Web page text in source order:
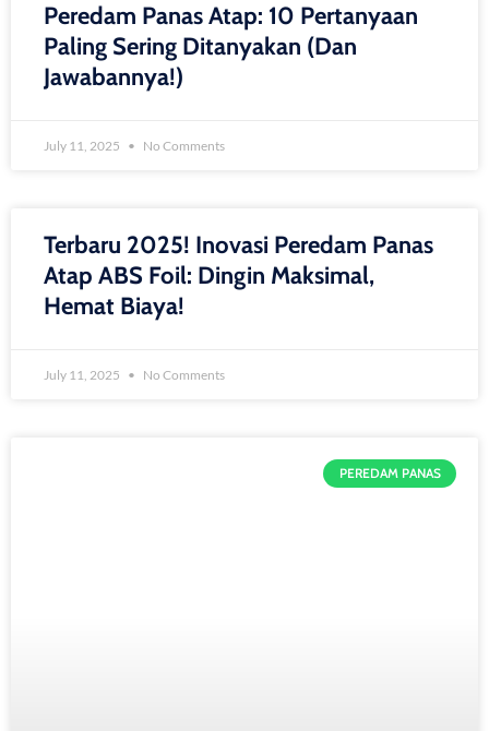
Peredam Panas Atap: 10 Pertanyaan
Paling Sering Ditanyakan (dan
Jawabannya!)
July 11, 2025 No Comments
Terbaru 2025! Inovasi Peredam Panas
Atap ABS Foil: Dingin Maksimal,
Hemat Biaya!
July 11, 2025 No Comments
PEREDAM PANAS